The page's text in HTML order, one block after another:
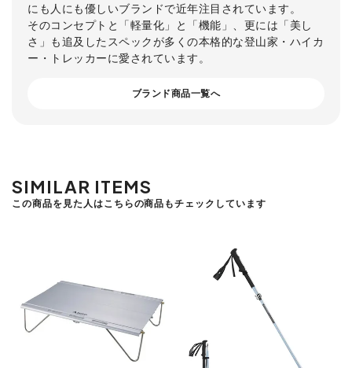
にも人にも優しいブランドで近年注目されています。
そのコンセプトと「軽量化」と「機能」、更には「美し
さ」も追及したスペックが多くの本格的な登山家・ハイカ
ー・トレッカーに愛されています。
ブランド商品一覧へ
SIMILAR ITEMS
この商品を見た人はこちらの商品もチェックしています